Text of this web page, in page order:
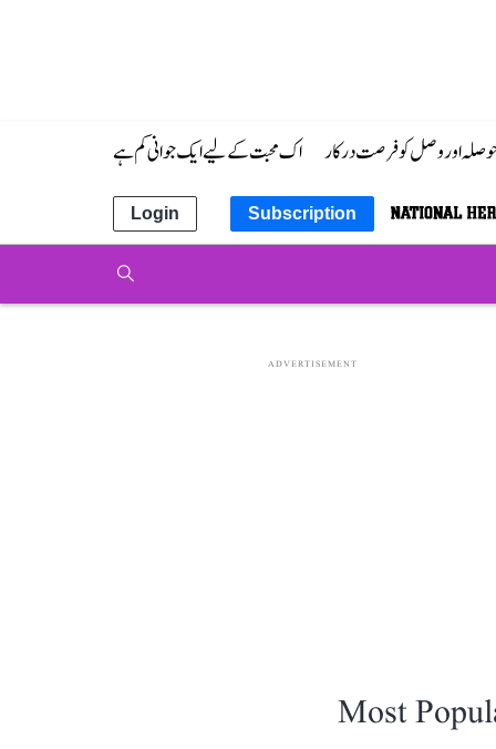
حوصلہ اور وصل کو فرصت درکار اک محبت کے لیے ایک جوانی کم ہے
Subscription
Login
ADVERTISEMENT
Most